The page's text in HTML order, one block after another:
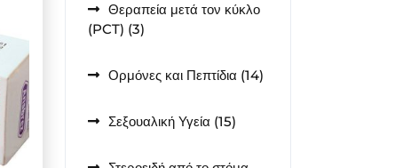
Θεραπεία μετά τον κύκλο
(PCT) 33
Ορμόνες και Πεπτίδια 1414
Σεξουαλική Υγεία 1515